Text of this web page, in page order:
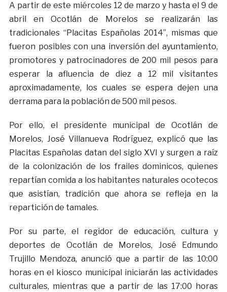
A partir de este miércoles 12 de marzo y hasta el 9 de
abril en Ocotlán de Morelos se realizarán las
tradicionales “Placitas Españolas 2014”, mismas que
fueron posibles con una inversión del ayuntamiento,
promotores y patrocinadores de 200 mil pesos para
esperar la afluencia de diez a 12 mil visitantes
aproximadamente, los cuales se espera dejen una
derrama para la población de 500 mil pesos.
Por ello, el presidente municipal de Ocotlán de
Morelos, José Villanueva Rodríguez, explicó que las
Placitas Españolas datan del siglo XVI y surgen a raíz
de la colonización de los frailes dominicos, quienes
repartían comida a los habitantes naturales ocotecos
que asistían, tradición que ahora se refleja en la
repartición de tamales.
Por su parte, el regidor de educación, cultura y
deportes de Ocotlán de Morelos, José Edmundo
Trujillo Mendoza, anunció que a partir de las 10:00
horas en el kiosco municipal iniciarán las actividades
culturales, mientras que a partir de las 17:00 horas